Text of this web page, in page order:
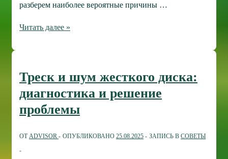
разберем наиболее вероятные причины …
Почему
на
компьютере
и
делать
Читать далее »
Треск и шум жесткого диска:
диагностика и решение
проблемы
ОТADVISOR ОПУБЛИКОВАНО 25.08.2025 ЗАПИСЬ В СОВЕТЫ